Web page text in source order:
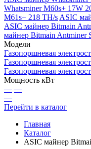
Whatsminer M60s+ 17W
M61s+ 218 TH/s ASIC
ASIC майнер Bitmain
майнер Bitmain Antminer
Модели
Газопоршневая
Газопоршневая
Газопоршневая
Мощность кВт
— —
—
Перейти в каталог
Главная
Каталог
ASIC майнер